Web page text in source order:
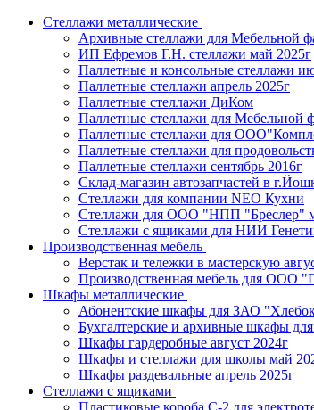
Стеллажи металлические
Архивные стеллажи для Мебельной
ИП Ефремов Г.Н. стеллажи май 2025г
Паллетные и консольные стеллажи
Паллетные стеллажи апрель 2025г
Паллетные стеллажи ДиКом
Паллетные стеллажи для Мебельной
Паллетные стеллажи для
Паллетные стеллажи для
Паллетные стеллажи сентябрь 2016г
Склад-магазин автозапчастей в
Стеллажи для компании NEO Кухни
Стеллажи для ООО "НПП "Бреслер"
Стеллажи с ящиками для НИИ
Производственная мебель
Верстак и тележки в мастерскую
Производственная мебель для ООО
Шкафы металлические
Абонентские шкафы для ЗАО
Бухгалтерские и архивные шкафы для
Шкафы гардеробные август 2024г
Шкафы и стеллажи для школы май
Шкафы раздевальные апрель 2025г
Стеллажи с ящиками
Пластиковые короба С-2 для